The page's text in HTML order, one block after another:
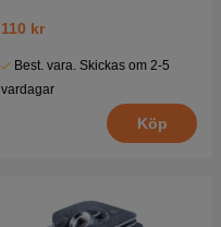
110 kr
Best. vara. Skickas om 2-5
vardagar
Köp